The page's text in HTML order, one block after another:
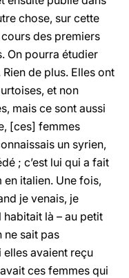
chose, sur cette
cours des premiers
On pourra étudier
Rien de plus. Elles ont
et non
mais ce sont aussi
[ces] femmes
un syrien,
; c’est lui qui a fait
en italien. Une fois,
je venais, je
habitait là – au petit
ne sait pas
elles avaient reçu
avait ces femmes qui